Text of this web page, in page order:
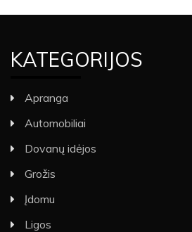
KATEGORIJOS
Apranga
Automobiliai
Dovanų idėjos
Grožis
Įdomu
Ligos